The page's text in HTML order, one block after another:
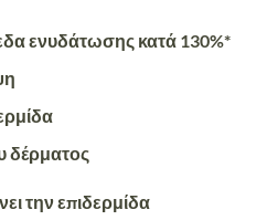
ενυδάτωσης κατά 130%*
δέρματος
την επιδερμίδα